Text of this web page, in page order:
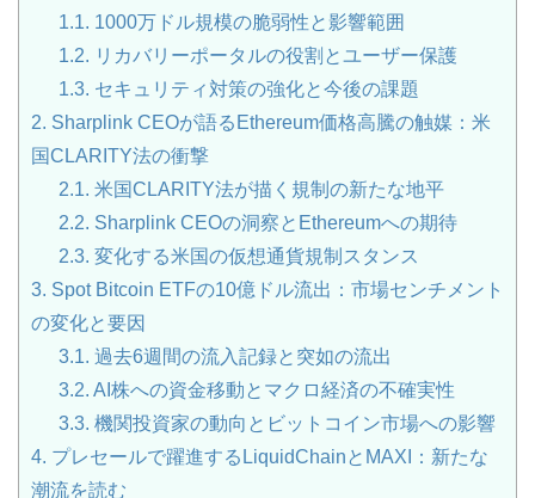
1.1. 1000万ドル規模の脆弱性と影響範囲
1.2. リカバリーポータルの役割とユーザー保護
1.3. セキュリティ対策の強化と今後の課題
2. Sharplink CEOが語るEthereum価格高騰の触媒：米
国CLARITY法の衝撃
2.1. 米国CLARITY法が描く規制の新たな地平
2.2. Sharplink CEOの洞察とEthereumへの期待
2.3. 変化する米国の仮想通貨規制スタンス
3. Spot Bitcoin ETFの10億ドル流出：市場センチメント
の変化と要因
3.1. 過去6週間の流入記録と突如の流出
3.2. AI株への資金移動とマクロ経済の不確実性
3.3. 機関投資家の動向とビットコイン市場への影響
4. プレセールで躍進するLiquidChainとMAXI：新たな
潮流を読む